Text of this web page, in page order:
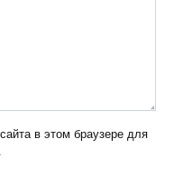
в этом браузере для